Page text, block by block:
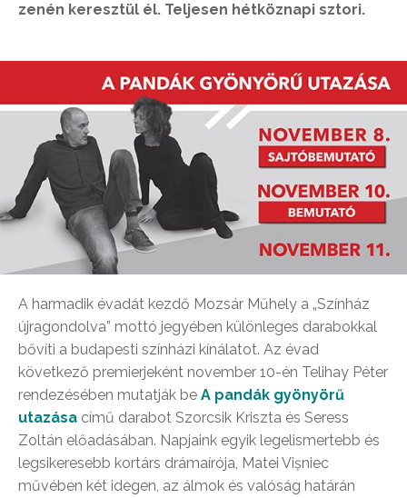
zenén keresztül él. Teljesen hétköznapi sztori.
A harmadik évadát kezdő Mozsár Műhely a „Színház
újragondolva” mottó jegyében különleges darabokkal
bővíti a budapesti színházi kínálatot. Az évad
következő premierjeként november 10-én Telihay Péter
rendezésében mutatják be A pandák gyönyörű
utazása című darabot Szorcsik Kriszta és Seress
Zoltán előadásában. Napjaink egyik legelismertebb és
legsikeresebb kortárs drámaírója, Matei Vișniec
művében két idegen, az álmok és valóság határán